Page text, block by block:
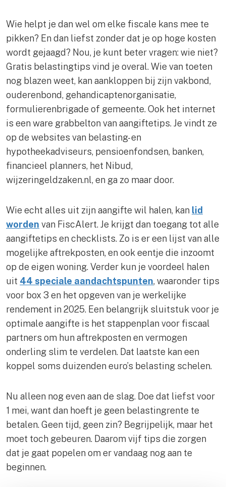
Wie helpt je dan wel om elke fiscale kans mee te
pikken? En dan liefst zonder dat je op hoge kosten
wordt gejaagd? Nou, je kunt beter vragen: wie niet?
Gratis belastingtips vind je overal. Wie van toeten
nog blazen weet, kan aankloppen bij zijn vakbond,
ouderenbond, gehandicaptenorganisatie,
formulierenbrigade of gemeente. Ook het internet
is een ware grabbelton van aangiftetips. Je vindt ze
op de websites van belasting- en
hypotheekadviseurs, pensioenfondsen, banken,
financieel planners, het Nibud,
wijzeringeldzaken.nl, en ga zo maar door.
Wie echt alles uit zijn aangifte wil halen, kan lid
worden van FiscAlert. Je krijgt dan toegang tot alle
aangiftetips en checklists. Zo is er een lijst van alle
mogelijke aftrekposten, en ook eentje die inzoomt
op de eigen woning. Verder kun je voordeel halen
uit 44 speciale aandachtspunten, waaronder tips
voor box 3 en het opgeven van je werkelijke
rendement in 2025. Een belangrijk sluitstuk voor je
optimale aangifte is het stappenplan voor fiscaal
partners om hun aftrekposten en vermogen
onderling slim te verdelen. Dat laatste kan een
koppel soms duizenden euro’s belasting schelen.
Nu alleen nog even aan de slag. Doe dat liefst voor
1 mei, want dan hoeft je geen belastingrente te
betalen. Geen tijd, geen zin? Begrijpelijk, maar het
moet toch gebeuren. Daarom vijf tips die zorgen
dat je gaat popelen om er vandaag nog aan te
beginnen.